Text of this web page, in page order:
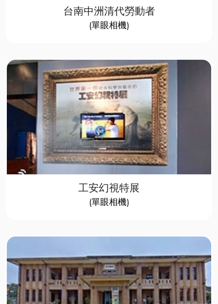
台南中洲清代勞動者
(單眼相機)
工安幻視特展
(單眼相機)